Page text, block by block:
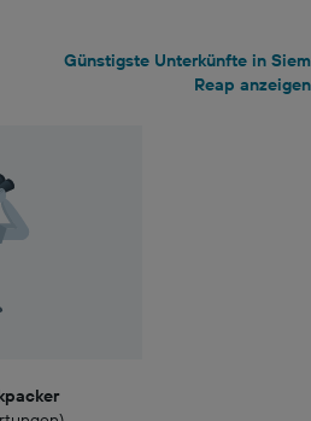
Günstigste Unterkünfte in Siem
Reap anzeigen